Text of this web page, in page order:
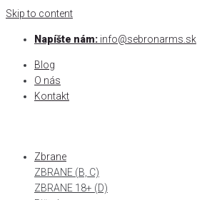
Skip to content
Napíšte nám: info@sebronarms.sk
Blog
O nás
Kontakt
Zbrane
ZBRANE (B, C)
ZBRANE 18+ (D)